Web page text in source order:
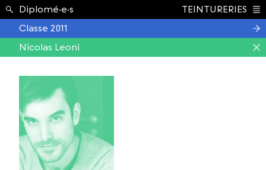
Étudiant.e.s ›
Diplomé·e·s
TEINTURERIES
Classe 2011
Nicolas Leoni